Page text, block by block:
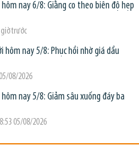
nay 6/8: Giằng co theo biên độ hẹp
giờ trước
hôm nay 5/8: Phục hồi nhờ giá dầu
08/2026
nay 5/8: Giảm sâu xuống đáy ba
05/08/2026